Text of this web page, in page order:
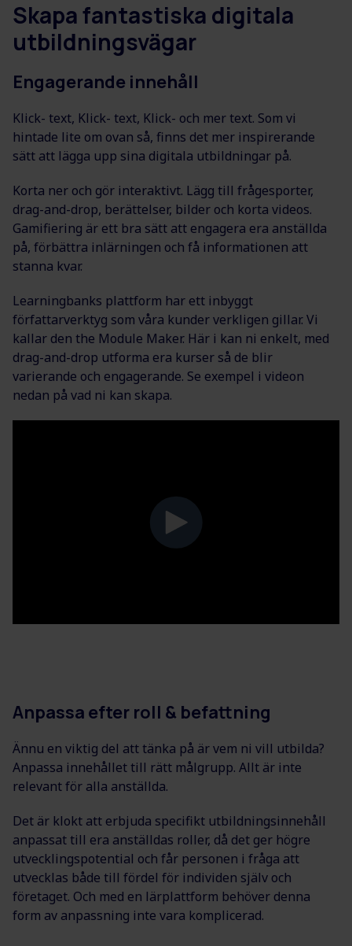
Skapa fantastiska digitala
utbildningsvägar
Engagerande innehåll
Klick- text, Klick- text, Klick- och mer text. Som vi
hintade lite om ovan så, finns det mer inspirerande
sätt att lägga upp sina digitala utbildningar på.
Korta ner och gör interaktivt. Lägg till frågesporter,
drag-and-drop, berättelser, bilder och korta videos.
Gamifiering är ett bra sätt att engagera era anställda
på, förbättra inlärningen och få informationen att
stanna kvar.
Learningbanks plattform har ett inbyggt
författarverktyg som våra kunder verkligen gillar. Vi
kallar den the Module Maker. Här i kan ni enkelt, med
drag-and-drop utforma era kurser så de blir
varierande och engagerande. Se exempel i videon
nedan på vad ni kan skapa.
Anpassa efter roll & befattning
Ännu en viktig del att tänka på är vem ni vill utbilda?
Anpassa innehållet till rätt målgrupp. Allt är inte
relevant för alla anställda.
Det är klokt att erbjuda specifikt utbildningsinnehåll
anpassat till era anställdas roller, då det ger högre
utvecklingspotential och får personen i fråga att
utvecklas både till fördel för individen själv och
företaget. Och med en lärplattform behöver denna
form av anpassning inte vara komplicerad.